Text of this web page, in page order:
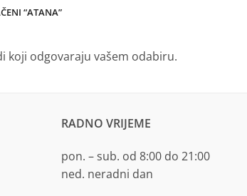
“ATANA”
koji odgovaraju vašem odabiru.
RADNO VRIJEME
pon. – sub. od 8:00 do 21:00
ned. neradni dan